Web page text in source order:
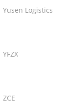
Yusen Logistics
YFZX
ZCE